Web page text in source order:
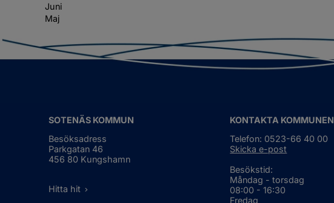
Juni
Maj
SOTENÄS KOMMUN
Besöksadress
Parkgatan 46
456 80 Kungshamn
Hitta hit
KONTAKTA KOMMUNEN
Telefon: 0523-66 40 00
Skicka e-post
Besökstid:
Måndag - torsdag
08:00 - 16:30
Fredag